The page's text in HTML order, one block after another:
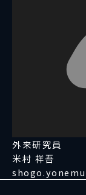
外来研究員
米村 祥吾